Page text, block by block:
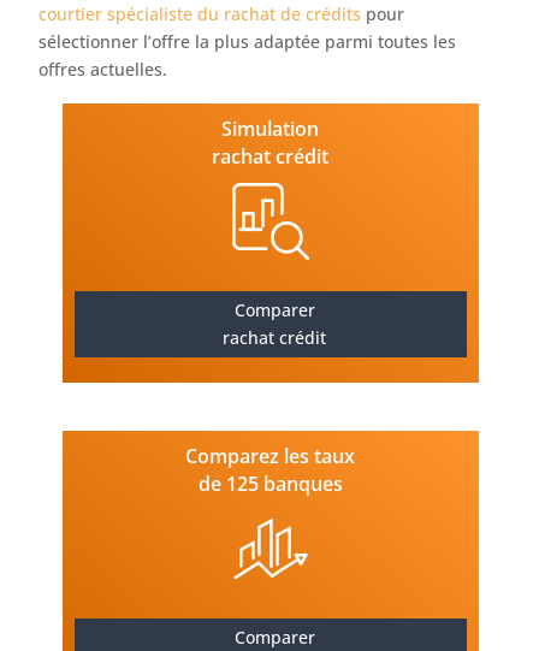
courtier spécialiste du rachat de crédits pour
sélectionner l’offre la plus adaptée parmi toutes les
offres actuelles.
Simulation
rachat crédit
Comparer
rachat crédit
Comparez les taux
de 125 banques
Comparer